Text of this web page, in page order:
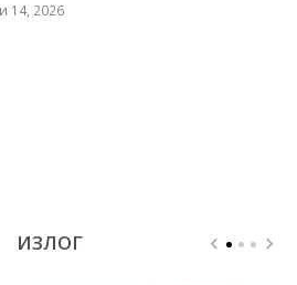
14, 2026
ИЗЛОГ